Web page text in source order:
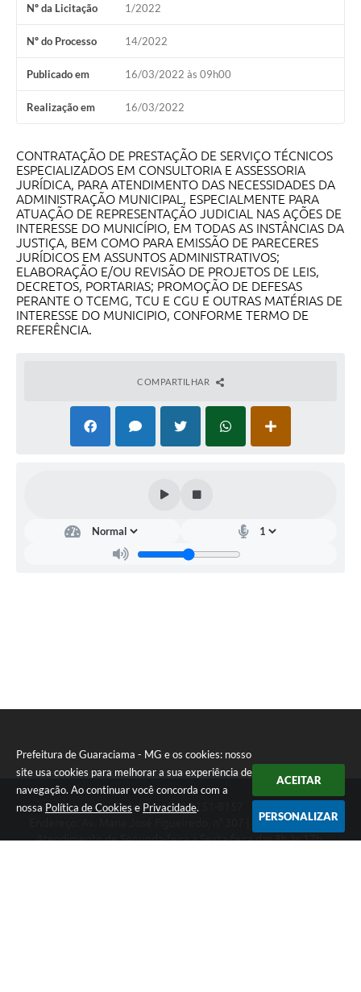
Prefeitura de Guaraciama - MG e os cookies: nosso
site usa cookies para melhorar a sua experiência de
navegação. Ao continuar você concorda com a
nossa Política de Cookies e Privacidade.
ACEITAR
PERSONALIZAR
Contas Públicas
Legislação
Editais
Links
Telefones Úteis
Enquete
Jornal
Agenda
SIC
Diário Oficial
Nº da Licitação 1/2022
Nº do Processo 14/2022
Publicado em 16/03/2022 às 09h00
Realização em 16/03/2022
CONTRATAÇÃO DE PRESTAÇÃO DE SERVIÇO TÉCNICOS
ESPECIALIZADOS EM CONSULTORIA E ASSESSORIA
JURÍDICA, PARA ATENDIMENTO DAS NECESSIDADES DA
ADMINISTRAÇÃO MUNICIPAL, ESPECIALMENTE PARA
ATUAÇÃO DE REPRESENTAÇÃO JUDICIAL NAS AÇÕES DE
INTERESSE DO MUNICÍPIO, EM TODAS AS INSTÂNCIAS DA
JUSTIÇA, BEM COMO PARA EMISSÃO DE PARECERES
JURÍDICOS EM ASSUNTOS ADMINISTRATIVOS;
ELABORAÇÃO E/OU REVISÃO DE PROJETOS DE LEIS,
DECRETOS, PORTARIAS; PROMOÇÃO DE DEFESAS
PERANTE O TCEMG, TCU E CGU E OUTRAS MATÉRIAS DE
INTERESSE DO MUNICIPIO, CONFORME TERMO DE
REFERÊNCIA.
COMPARTILHAR
Telefone: (38) 3251-8157
Endereço: Av. Maria José Figueiredo, n° 307 | CEP: 39397-000
Atendimento de Segunda-feira a Sexta-feira das 8h às 17h.